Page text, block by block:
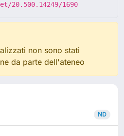
20.500.14249/1690
non sono stati
da parte dell'ateneo
ND